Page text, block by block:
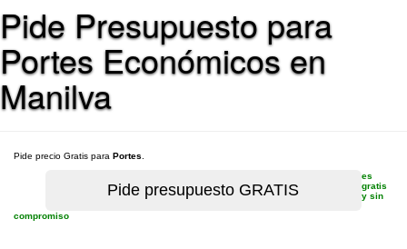
Pide Presupuesto para
Portes Económicos en
Manilva
Pide precio Gratis para Portes
es
gratis
y sin
compromiso